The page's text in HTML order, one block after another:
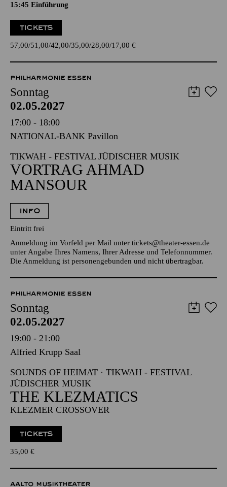
Dichtung vom Komponisten
15:45 Einführung
57,00 51,00 42,00 35,00
PHILHARMONIE ESSEN
Sonntag
02.05.2027
17:00 - 18:00
NATIONAL-BANK Pavillon
TIKWAH - FESTIVAL JÜDISCHER MUSIK
VORTRAG AHMAD
MANSOUR
INFO
Eintritt frei
Die Anmeldung ist personengebunden und nicht übertragbar.
PHILHARMONIE ESSEN
Sonntag
02.05.2027
19:00 - 21:00
Alfried Krupp Saal
SOUNDS OF HEIMAT · TIKWAH - FESTIVAL
JÜDISCHER MUSIK
THE KLEZMATICS
KLEZMER CROSSOVER
35,00€